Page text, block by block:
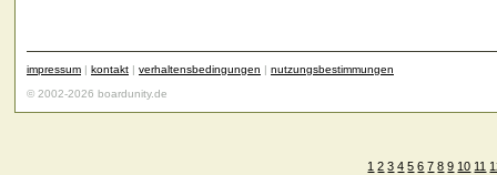
impressum | kontakt | verhaltensbedingungen | nutzungsbestimmungen
© 2002-2026 boardunity.de
1 2 3 4 5 6 7 8 9 10 11